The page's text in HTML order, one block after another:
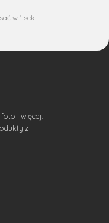
w 1 sek
i więcej.
z